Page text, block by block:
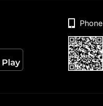
Phone